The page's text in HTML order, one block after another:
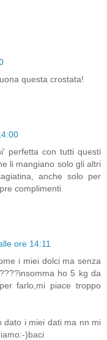
questa crostata!
perfetta con tutti questi
li mangiano solo gli altri
anche solo per
complimenti
ore 14:11
i miei dolci ma senza
ho 5 kg da
farlo,mi piace troppo
dato i miei dati ma nn mi
)baci